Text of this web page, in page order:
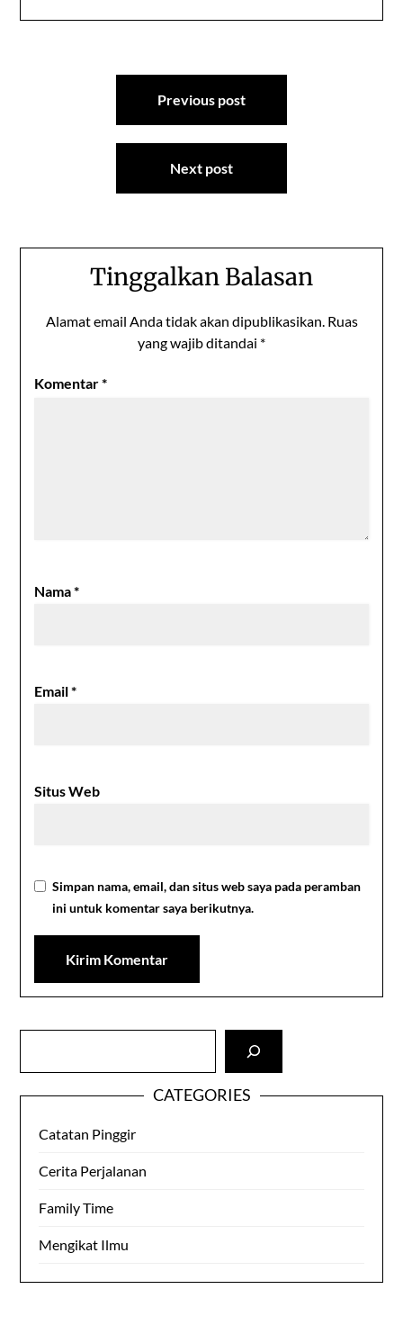
Navigasi
Previous post
Next post
Tinggalkan Balasan
Alamat email Anda tidak akan dipublikasikan. Ruas
yang wajib ditandai *
Komentar*
Nama*
Email*
Situs Web
Simpan nama, email, dan situs web saya pada peramban
ini untuk komentar saya berikutnya.
CATEGORIES
Catatan Pinggir
Cerita Perjalanan
Family Time
Mengikat Ilmu